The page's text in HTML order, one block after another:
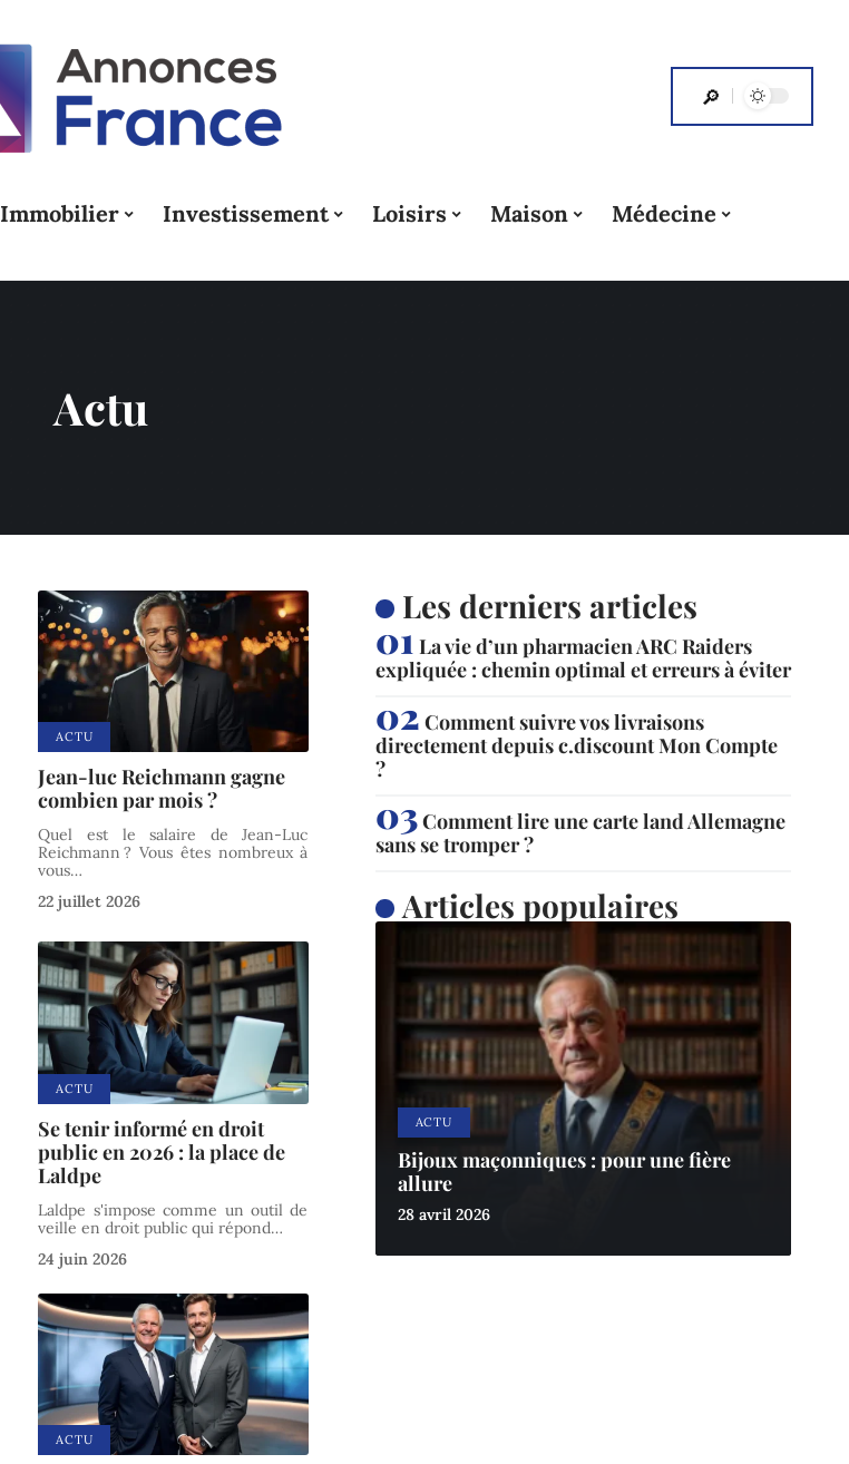
Immobilier Investissement Loisirs Maison
Médecine
Actu
ACTU
Jean-luc Reichmann gagne
combien par mois ?
Quel est le salaire de Jean-Luc
Reichmann ? Vous êtes nombreux à
vous…
22 juillet 2026
ACTU
Se tenir informé en droit
public en 2026 : la place de
Laldpe
Laldpe s'impose comme un outil de
veille en droit public qui répond…
24 juin 2026
ACTU
Les derniers articles
La vie d’un pharmacien ARC Raiders
expliquée : chemin optimal et erreurs à éviter
Comment suivre vos livraisons
directement depuis c.discount Mon Compte
?
Comment lire une carte land Allemagne
sans se tromper ?
Articles populaires
ACTU
Bijoux maçonniques : pour une fière
allure
28 avril 2026